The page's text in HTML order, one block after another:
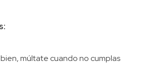
múltate cuando no cumplas